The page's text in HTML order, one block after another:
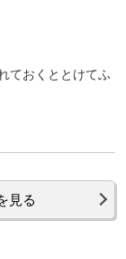
ておくととけてふ
見る